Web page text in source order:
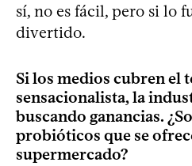
sí, no es fácil, pero si lo
divertido.
Si los medios cubren el
sensacionalista, la
buscando ganancias.
probióticos que se
supermercado?